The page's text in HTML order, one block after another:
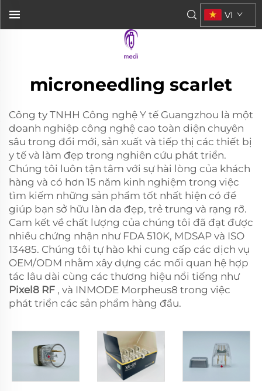
VI
microneedling scarlet
Công ty TNHH Công nghệ Y tế Guangzhou là một
doanh nghiệp công nghệ cao toàn diện chuyên
sâu trong đổi mới, sản xuất và tiếp thị các thiết bị
y tế và làm đẹp trong nghiên cứu phát triển.
Chúng tôi luôn tận tâm với sự hài lòng của khách
hàng và có hơn 15 năm kinh nghiệm trong việc
tìm kiếm những sản phẩm tốt nhất hiện có để
giúp bạn sở hữu làn da đẹp, trẻ trung và rạng rỡ.
Cam kết về chất lượng của chúng tôi đã đạt được
nhiều chứng nhận như FDA 510K, MDSAP và ISO
13485. Chúng tôi tự hào khi cung cấp các dịch vụ
OEM/ODM nhằm xây dựng các mối quan hệ hợp
tác lâu dài cùng các thương hiệu nổi tiếng như
Pixel8 RF , và INMODE Morpheus8 trong việc
phát triển các sản phẩm hàng đầu.